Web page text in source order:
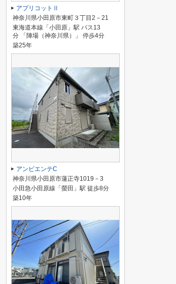
アプリコットⅡ
神奈川県小田原市東町３丁目2－21
東海道本線「小田原」駅 バス13
分 「陣場（神奈川県）」 停歩4分
築25年
アンビエンテC
神奈川県小田原市蓮正寺1019－3
小田急小田原線「螢田」駅 徒歩8分
築10年